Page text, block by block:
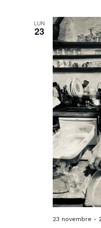
LUN
23
23 novembre -